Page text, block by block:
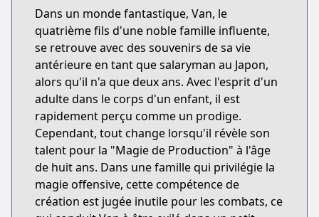
Dans un monde fantastique, Van, le
quatrième fils d'une noble famille influente,
se retrouve avec des souvenirs de sa vie
antérieure en tant que salaryman au Japon,
alors qu'il n'a que deux ans. Avec l'esprit d'un
adulte dans le corps d'un enfant, il est
rapidement perçu comme un prodige.
Cependant, tout change lorsqu'il révèle son
talent pour la "Magie de Production" à l'âge
de huit ans. Dans une famille qui privilégie la
magie offensive, cette compétence de
création est jugée inutile pour les combats, ce